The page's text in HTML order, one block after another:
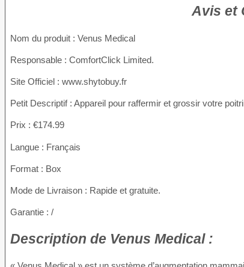
Avis et
Nom du produit : Venus Medical
Responsable : ComfortClick Limited.
Site Officiel : www.shytobuy.fr
Petit Descriptif : Appareil pour raffermir et grossir votre
Prix : €174.99
Langue : Français
Format : Box
Mode de Livraison : Rapide et gratuite.
Garantie : /
Description de Venus Medical :